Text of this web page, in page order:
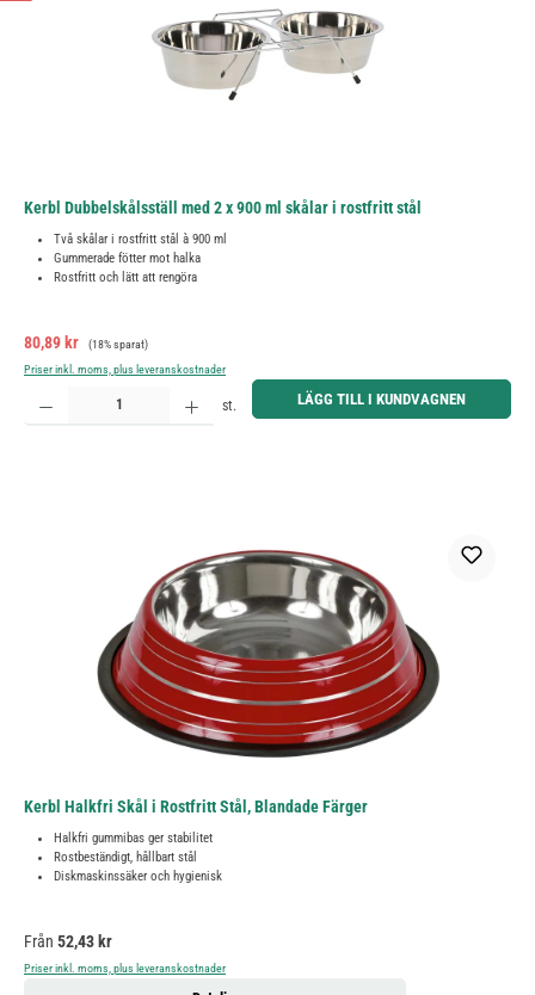
Kerbl Dubbelskålsställ med 2 x 900 ml skålar i rostfritt stål
Två skålar i rostfritt stål à 900 ml
Gummerade fötter mot halka
Rostfritt och lätt att rengöra
Försäljningspris:
80,89 kr Ordinarie pris:
(18% sparat)
Priser inkl. moms, plus leveranskostnader
Produktkvantitet: Ange önskat belopp eller använd knapparna för att öka eller minska kvantiteten.
st. LÄGG TILL I KUNDVAGNEN
Kerbl Halkfri Skål i Rostfritt Stål, Blandade Färger
Halkfri gummibas ger stabilitet
Rostbeständigt, hållbart stål
Diskmaskinssäker och hygienisk
Ordinarie pris:
Från 52,43 kr
Priser inkl. moms, plus leveranskostnader